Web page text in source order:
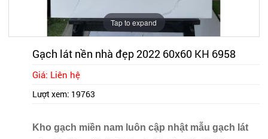
Tap to expand
Gạch lát nền nhà đẹp 2022 60x60 KH 6958
Giá: Liên hệ
Lượt xem: 19763
Kho gạch miền nam luôn cập nhật mẫu gạch lát